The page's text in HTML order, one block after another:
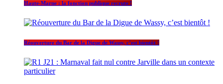
Haute-Marne : la fonction publique recrute !
Réouverture du Bar de la Digue de Wassy, c’est bientôt !